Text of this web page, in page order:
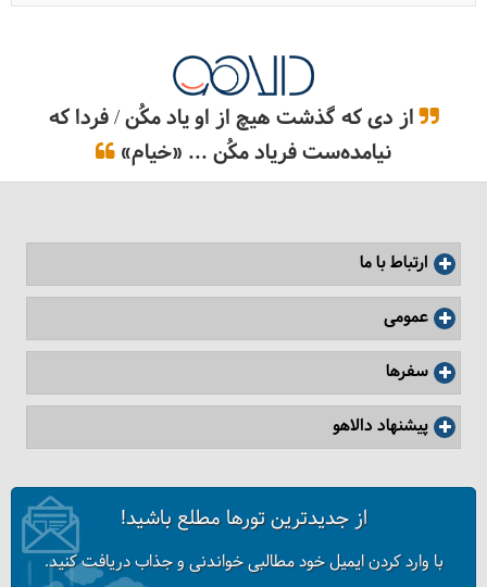
از دی که گذشت هیچ از او یاد مکُن / فردا که
نیامده‌ست فریاد مکُن ... «خیام»
ارتباط با ما
عمومی
سفرها
پیشنهاد دالاهو
از جدیدترین تورها مطلع باشید!
با وارد کردن ایمیل خود مطالبی خواندنی و جذاب دریافت کنید.